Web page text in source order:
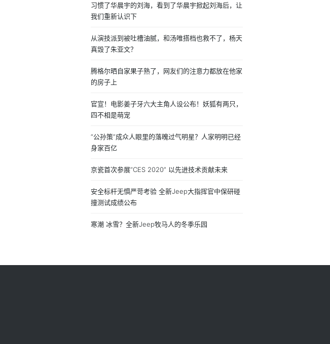
习惯了华晨宇的刘海，看到了华晨宇掀起刘海后，让
我们重新认识下
从演技派到被吐槽油腻，和汤唯搭档也救不了，杨天
真毁了朱亚文？
腾格尔晒自家果子熟了，网友们的注意力都放在他家
的房子上
官宣！电影姜子牙六大主角人设公布！妖狐有两只，
四不相是萌宠
“公孙策”成众人眼里的落魄过气明星？人家明明已经
身家百亿
​京瓷首次参展“CES 2020” 以先进技术贡献未来
安全标杆无惧严苛考验 全新Jeep大指挥官中保研碰
撞测试成绩公布
寒潮 冰雪？全新Jeep牧马人的冬季乐园